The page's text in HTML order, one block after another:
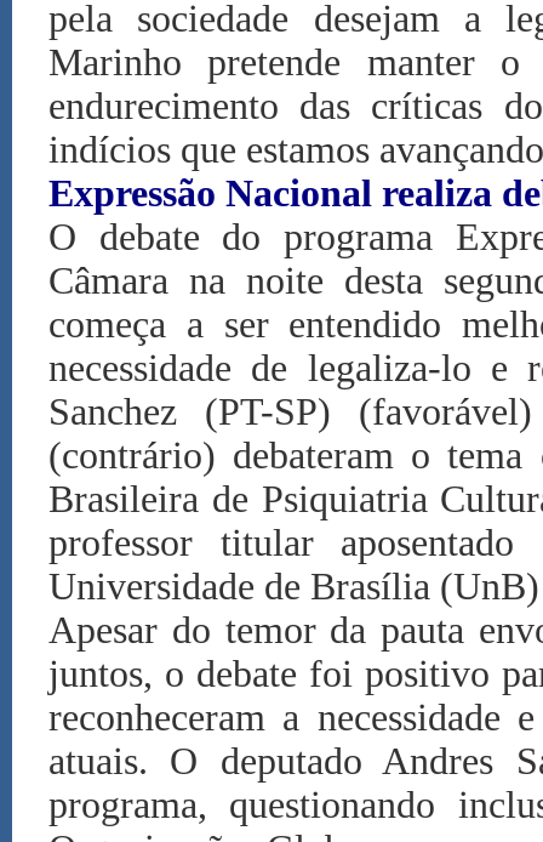
pela sociedade desejam a
Marinho pretende manter
endurecimento das críticas
indícios que estamos
Expressão Nacional realiza
O debate do programa
Câmara na noite desta
começa a ser entendido
necessidade de legaliza-lo e
Sanchez (PT-SP)
(contrário) debateram o tema
Brasileira de Psiquiatria
professor titular
Universidade de Brasília
Apesar do temor da pauta
juntos, o debate foi positivo
reconheceram a necessidade
atuais. O deputado Andres
programa, questionando